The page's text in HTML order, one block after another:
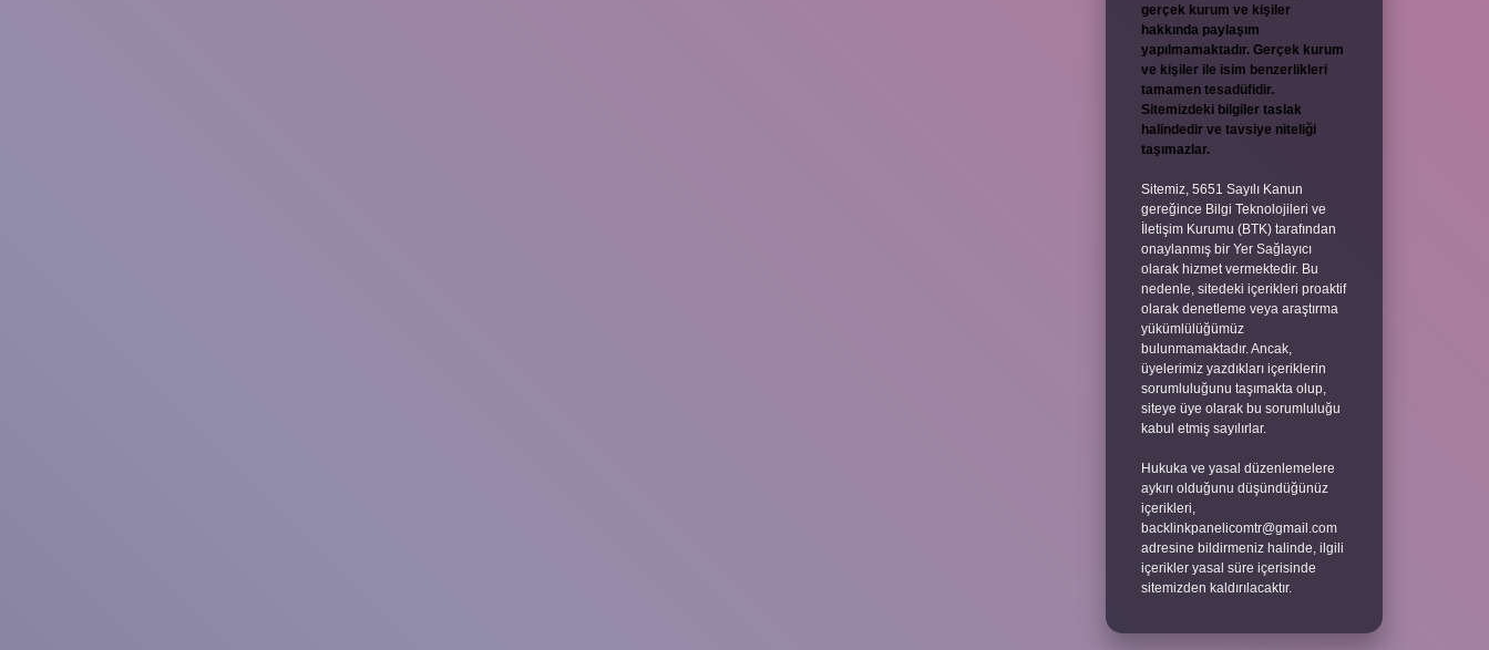
gerçek kurum ve kişiler
hakkında paylaşım
yapılmamaktadır. Gerçek kurum
ve kişiler ile isim benzerlikleri
tamamen tesadüfidir.
Sitemizdeki bilgiler taslak
halindedir ve tavsiye niteliği
taşımazlar.
Sitemiz, 5651 Sayılı Kanun
gereğince Bilgi Teknolojileri ve
İletişim Kurumu (BTK) tarafından
onaylanmış bir Yer Sağlayıcı
olarak hizmet vermektedir. Bu
nedenle, sitedeki içerikleri proaktif
olarak denetleme veya araştırma
yükümlülüğümüz
bulunmamaktadır. Ancak,
üyelerimiz yazdıkları içeriklerin
sorumluluğunu taşımakta olup,
siteye üye olarak bu sorumluluğu
kabul etmiş sayılırlar.
Hukuka ve yasal düzenlemelere
aykırı olduğunu düşündüğünüz
içerikleri,
backlinkpanelicomtr@gmail.com
adresine bildirmeniz halinde, ilgili
içerikler yasal süre içerisinde
sitemizden kaldırılacaktır.